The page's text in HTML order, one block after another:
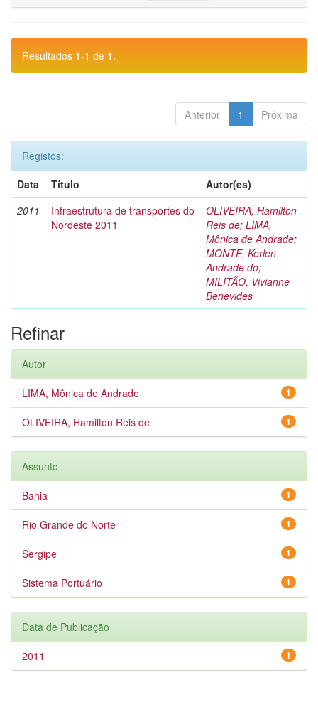
Resultados 1-1 de 1.
Anterior 1 Próxima
Registos:
Data
Título
Autor(es)
2011
Infraestrutura de transportes do
Nordeste 2011
OLIVEIRA, Hamilton
Reis de; LIMA,
Mônica de Andrade;
MONTE, Kerlen
Andrade do;
MILITÃO, Vivianne
Benevides
Refinar
Autor
1
LIMA, Mônica de Andrade
1
OLIVEIRA, Hamilton Reis de
Assunto
1
Bahia
1
Rio Grande do Norte
1
Sergipe
1
Sistema Portuário
Data de Publicação
1
2011